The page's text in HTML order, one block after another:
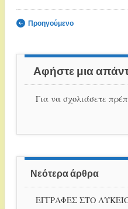
Πλοήγηση
Προηγούμενο
Αφήστε μια
Για να σχολιάσετε
Νεότερα άρθρα
ΕΓΓΡΑΦΕΣ ΣΤΟ